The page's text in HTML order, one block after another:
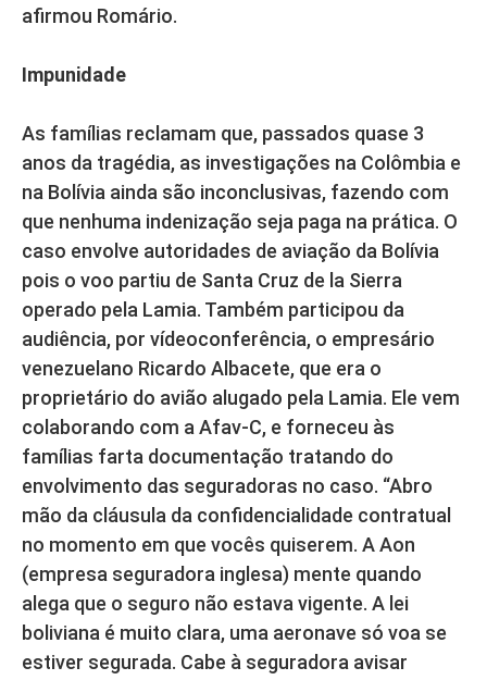
afirmou Romário.
Impunidade
As famílias reclamam que, passados quase 3
anos da tragédia, as investigações na Colômbia e
na Bolívia ainda são inconclusivas, fazendo com
que nenhuma indenização seja paga na prática. O
caso envolve autoridades de aviação da Bolívia
pois o voo partiu de Santa Cruz de la Sierra
operado pela Lamia. Também participou da
audiência, por vídeoconferência, o empresário
venezuelano Ricardo Albacete, que era o
proprietário do avião alugado pela Lamia. Ele vem
colaborando com a Afav-C, e forneceu às
famílias farta documentação tratando do
envolvimento das seguradoras no caso. “Abro
mão da cláusula da confidencialidade contratual
no momento em que vocês quiserem. A Aon
(empresa seguradora inglesa) mente quando
alega que o seguro não estava vigente. A lei
boliviana é muito clara, uma aeronave só voa se
estiver segurada. Cabe à seguradora avisar